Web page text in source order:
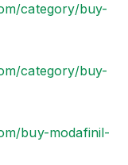
category/buy-
category/buy-
buy-modafinil-